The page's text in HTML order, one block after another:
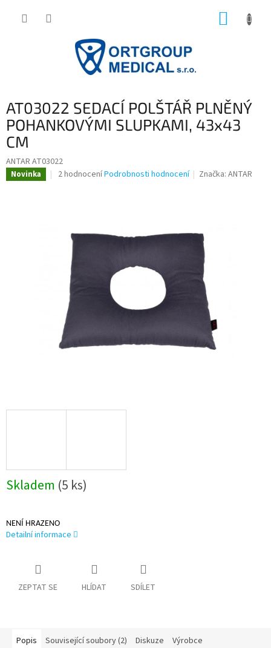
AT03022 SEDACÍ POLŠTÁŘ PLNĚNÝ
POHANKOVÝMI SLUPKAMI, 43x43
CM
ANTAR AT03022
Novinka
Průměrné
hvězdiček.
2 hodnoceníPodrobnosti hodnocení Značka:ANTAR
Skladem (5 ks)
NENÍ HRAZENO
Detailní informace
ZEPTAT SE HLÍDAT SDÍLET
Popis Související soubory (2) Diskuze Výrobce